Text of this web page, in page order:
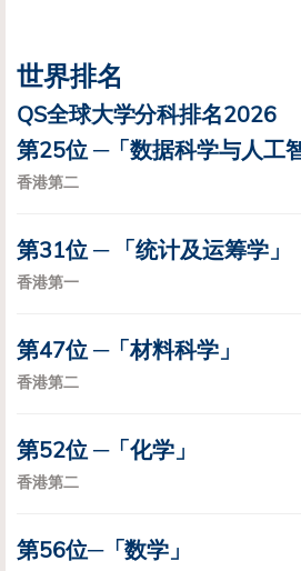
世界排名
QS全球大学分科排名2026
第25位 ─「数据科学与人工
香港第二
第31位 ─ 「统计及运筹学」
香港第一
第47位 ─「材料科学」
香港第二
第52位 ─「化学」
香港第二
第56位─「数学」